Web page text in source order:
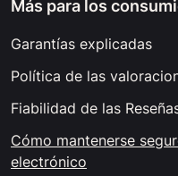
Más para los
Garantías explicadas
Política de las
Fiabilidad de las
Cómo mantenerse
electrónico